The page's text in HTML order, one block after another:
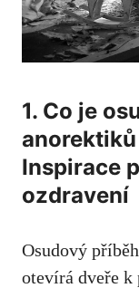
1. Co ‌je
Inspirace
ozdravení
Osudový
otevírá dveře k